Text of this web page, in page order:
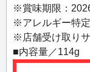
※賞味期限：
※アレルギー特
※店舗受け取りサ
■内容量／114g